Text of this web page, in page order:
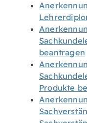
beantragen
Produkte